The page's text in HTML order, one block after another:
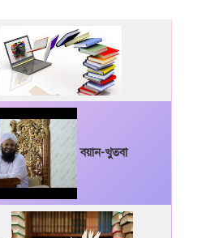
বয়ান-খুতবা